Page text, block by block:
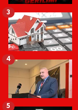
3
4
5